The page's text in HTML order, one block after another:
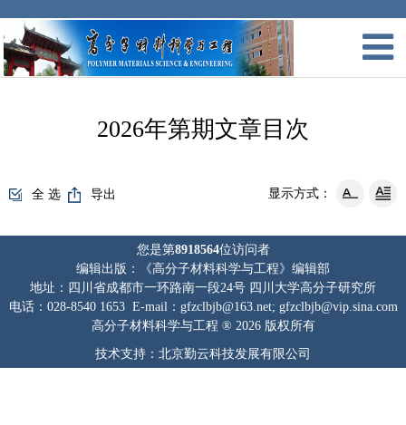
2026年第期文章目次
全 选 导出 显示方式：
您是第8918564位访问者
编辑出版：《高分子材料科学与工程》编辑部
地址：四川省成都市一环路南一段24号 四川大学高分子研究所
电话：028-8540 1653 E-mail：gfzclbjb@163.net; gfzclbjb@vip.sina.com
高分子材料科学与工程 ® 2026 版权所有
技术支持：北京勤云科技发展有限公司